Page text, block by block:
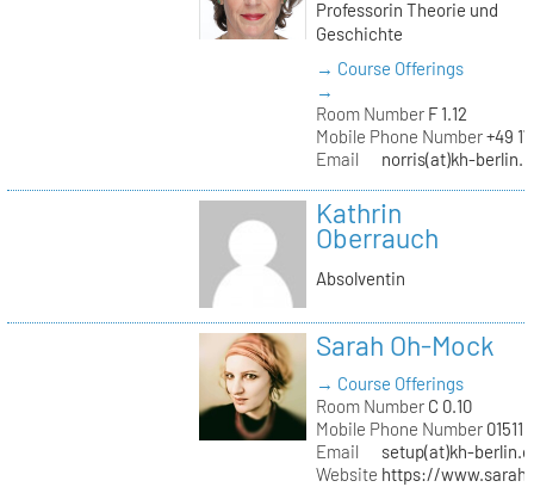
Professorin Theorie und
Geschichte
→ Course Offerings
→
Room NumberF 1.12
Mobile Phone Number+49
Email
norris(at)kh-
Kathrin
Oberrauch
Absolventin
Sarah Oh-Mock
→ Course Offerings
Room NumberC 0.10
Mobile Phone Number01511
Email
setup(at)kh-
Website https://